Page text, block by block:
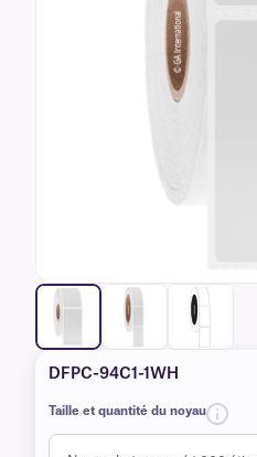
DFPC-94C1-1WH
Taille et quantité du noyau